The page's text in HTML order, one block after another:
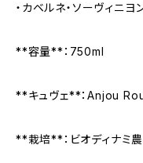
・カベルネ・ソーヴィニヨ
**容量**：750ml
**キュヴェ**：Anjou
**栽培**：ビオディナミ